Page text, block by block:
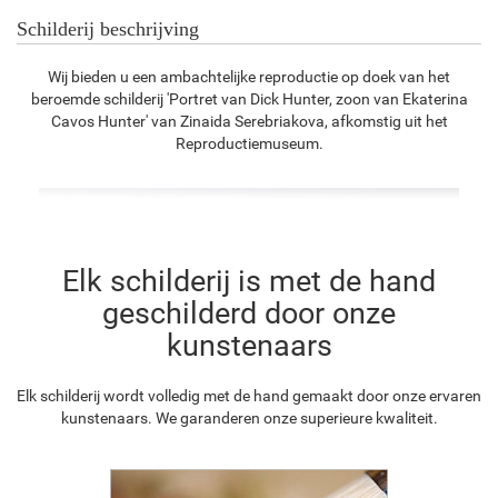
Schilderij beschrijving
Wij bieden u een ambachtelijke reproductie op doek van het
beroemde schilderij 'Portret van Dick Hunter, zoon van Ekaterina
Cavos Hunter' van Zinaida Serebriakova, afkomstig uit het
Reproductiemuseum.
Elk schilderij is met de hand
geschilderd door onze
kunstenaars
Elk schilderij wordt volledig met de hand gemaakt door onze ervaren
kunstenaars. We garanderen onze superieure kwaliteit.